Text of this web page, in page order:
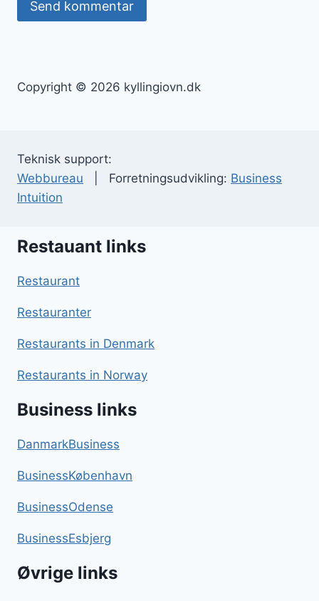
Copyright © 2026 kyllingiovn.dk
Teknisk support:
Webbureau | Forretningsudvikling: Business
Intuition
Restauant links
Restaurant
Restauranter
Restaurants in Denmark
Restaurants in Norway
Business links
DanmarkBusiness
BusinessKøbenhavn
BusinessOdense
BusinessEsbjerg
Øvrige links